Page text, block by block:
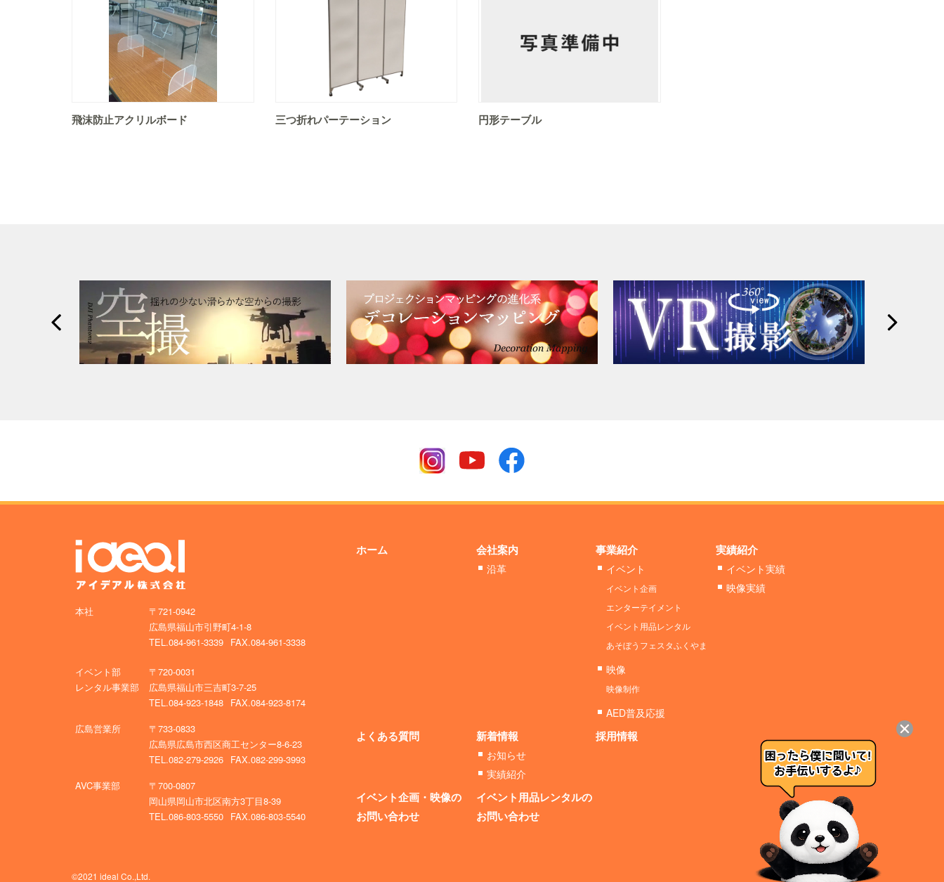
飛沫防止アクリルボード 三つ折れパーテーション 円形テーブル
本社
〒721-0942
広島県福山市引野町4-1-8
TEL.084-961-3339 FAX.084-961-3338
イベント部
レンタル事業部
〒720-0031
広島県福山市三吉町3-7-25
TEL.084-923-1848 FAX.084-923-8174
広島営業所
〒733-0833
広島県広島市西区商工センター8-6-23
TEL.082-279-2926 FAX.082-299-3993
AVC事業部
〒700-0807
岡山県岡山市北区南方3丁目8-39
TEL.086-803-5550 FAX.086-803-5540
ホーム 会社案内
沿革
事業紹介
イベント
イベント企画
エンターテイメント
イベント用品レンタル
あそぼうフェスタふくやま
映像
映像制作
AED普及応援
実績紹介
イベント実績
映像実績
よくある質問 新着情報
お知らせ
実績紹介
採用情報
イベント企画・映像の
お問い合わせ
イベント用品レンタルの
お問い合わせ
©2021 ideal Co.,Ltd.